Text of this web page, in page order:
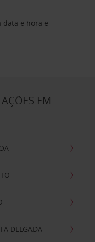
data e hora e
EM
DELGADA